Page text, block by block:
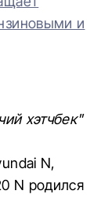
и
хэтчбек"
N,
N родился